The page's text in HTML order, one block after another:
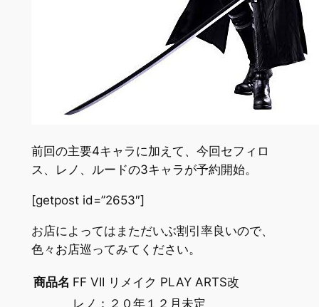
前回の主要4キャラに加えて、今回セフィロ
ス、レノ、ルードの3キャラが予約開始。
[getpost id=”2653″]
お店によってはまただいぶ割引率良いので、
色々お店巡ってみてください。
商品名 FF VII リメイク PLAY ARTS改
レノ：２０年１２月未定